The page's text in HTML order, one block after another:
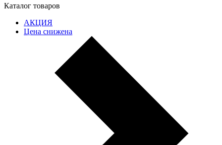
Каталог товаров
АКЦИЯ
Цена снижена